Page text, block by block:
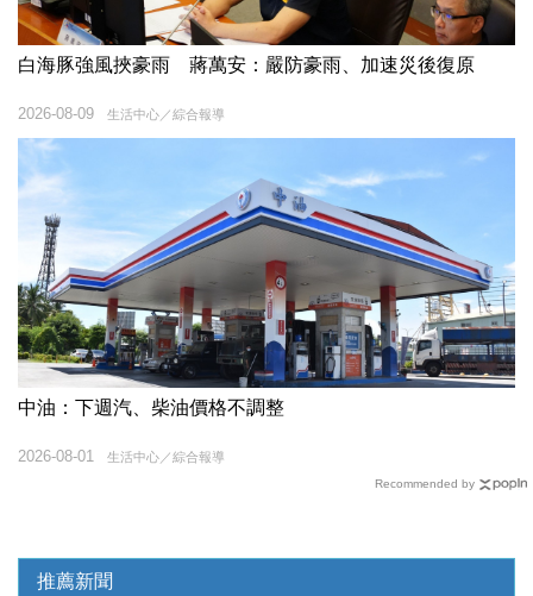
白海豚強風挾豪雨 蔣萬安：嚴防豪雨、加速災後復原
生活中心／綜合報導
2026-08-09
中油：下週汽、柴油價格不調整
生活中心／綜合報導
2026-08-01
Recommended by
推薦新聞